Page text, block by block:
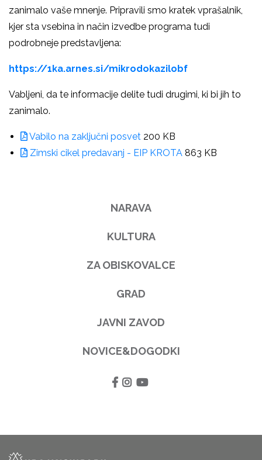
zanimalo vaše mnenje. Pripravili smo kratek vprašalnik,
kjer sta vsebina in način izvedbe programa tudi
podrobneje predstavljena:
https://1ka.arnes.si/mikrodokazilobf
Vabljeni, da te informacije delite tudi drugimi, ki bi jih to
zanimalo.
Vabilo na zaključni posvet 200 KB
Zimski cikel predavanj - EIP KROTA 863 KB
NARAVA
KULTURA
ZA OBISKOVALCE
GRAD
JAVNI ZAVOD
NOVICE&DOGODKI